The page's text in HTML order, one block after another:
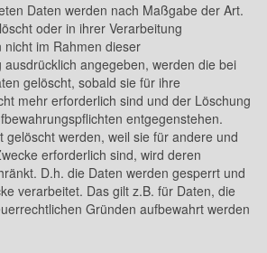
Daten werden nach Maßgabe der Art.
oder in ihrer Verarbeitung
im Rahmen dieser
ausdrücklich angegeben, werden die bei
gelöscht, sobald sie für ihre
mehr erforderlich sind und der Löschung
entgegenstehen.
gelöscht werden, weil sie für andere und
erforderlich sind, wird deren
D.h. die Daten werden gesperrt und
verarbeitet. Das gilt z.B. für Daten, die
Gründen aufbewahrt werden